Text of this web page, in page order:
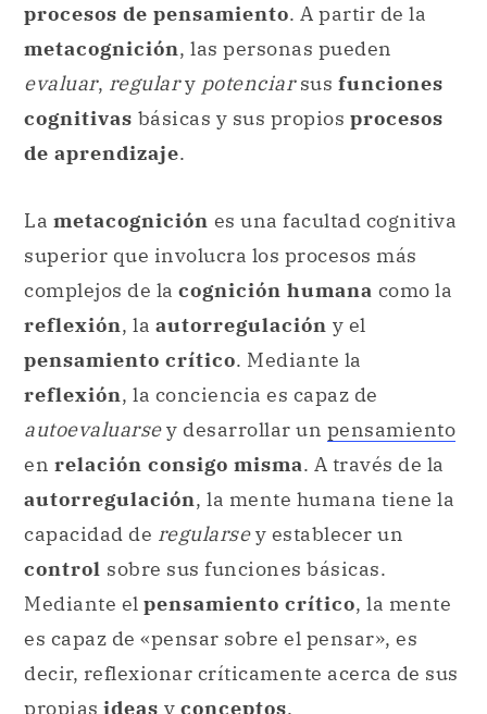
procesos de pensamiento. A partir de la
metacognición, las personas pueden
evaluar, regulary potenciarsus funciones
cognitivas básicas y sus propios procesos
de aprendizaje.
La metacognición es una facultad cognitiva
superior que involucra los procesos más
complejos de la cognición humana como la
reflexión, la autorregulación y el
pensamiento crítico. Mediante la
reflexión, la conciencia es capaz de
autoevaluarsey desarrollar un pensamiento
en relación consigo misma. A través de la
autorregulación, la mente humana tiene la
capacidad de regularsey establecer un
control sobre sus funciones básicas.
Mediante el pensamiento crítico, la mente
es capaz de «pensar sobre el pensar», es
decir, reflexionar críticamente acerca de sus
propias ideas y conceptos.